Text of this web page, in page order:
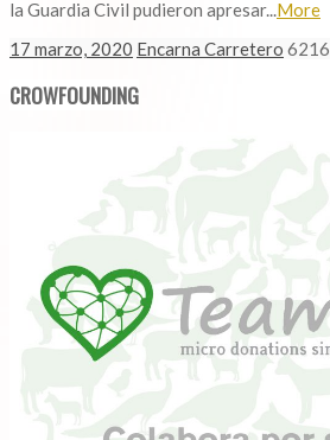
la Guardia Civil pudieron apresar...More
17 marzo, 2020 Encarna Carretero 6216
CROWFOUNDING